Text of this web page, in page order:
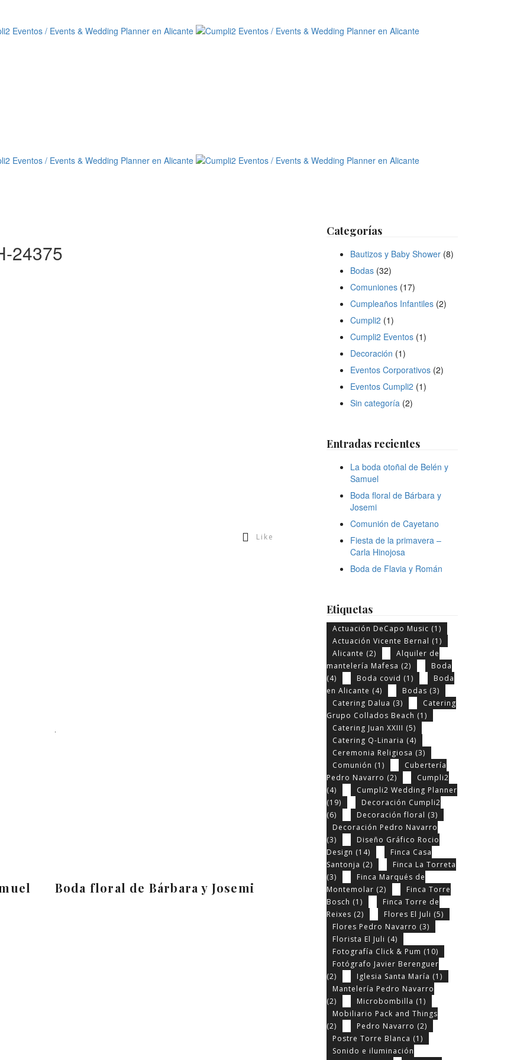
24375
Like
Boda floral de Bárbara y Josemi
Categorías
Bautizos y Baby Shower(8)
Bodas(32)
Comuniones(17)
Cumpleaños Infantiles(2)
Cumpli2 (1)
Cumpli2 Eventos(1)
Decoración (1)
Eventos Corporativos(2)
Eventos Cumpli2 (1)
Sin categoría (2)
Entradas recientes
La boda otoñal de Belén y
Samuel
Boda floral de Bárbara y
Josemi
Comunión de Cayetano
Fiesta de la primavera –
Carla Hinojosa
Boda de Flavia y Román
Etiquetas
Actuación DeCapo Music (1)
Actuación Vicente Bernal (1)
Alicante (2)
Alquiler de
mantelería Mafesa (2)
Boda
(4)
Boda covid (1)
Boda
en Alicante (4) Bodas (3)
Catering Dalua (3)
Catering
Grupo Collados Beach (1)
Catering Juan XXIII (5)
Catering Q-Linaria (4)
Ceremonia Religiosa (3)
Comunión (1)
Cubertería
Pedro Navarro (2)
Cumpli2
(4)
Cumpli2 Wedding Planner
(19)
Decoración Cumpli2
(6)
Decoración floral (3)
Decoración Pedro Navarro
(3)
Diseño Gráfico Rocio
Design (14)
Finca Casa
Santonja (2)
Finca La Torreta
(3)
Finca Marqués de
Montemolar (2)
Finca Torre
Bosch (1)
Finca Torre de
Reixes (2) Flores El Juli (5)
Flores Pedro Navarro (3)
Florista El Juli (4)
Fotografía Click & Pum (10)
Fotógrafo Javier Berenguer
(2)
Iglesia Santa María (1)
Mantelería Pedro Navarro
(2)
Microbombilla (1)
Mobiliario Pack and Things
(2)
Pedro Navarro (2)
Postre Torre Blanca (1)
Sonido e iluminación